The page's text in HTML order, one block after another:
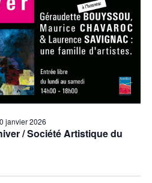
/ Société Artistique du
janvier 2026